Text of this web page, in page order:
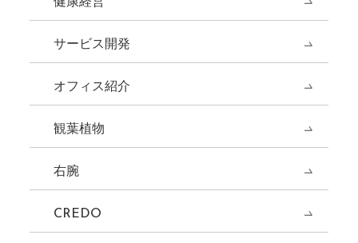
健康経営
サービス開発
オフィス紹介
観葉植物
右腕
CREDO